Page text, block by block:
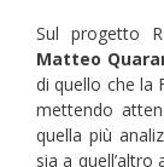
Sul progetto
Matteo
di quello che la
mettendo
quella più
sia a